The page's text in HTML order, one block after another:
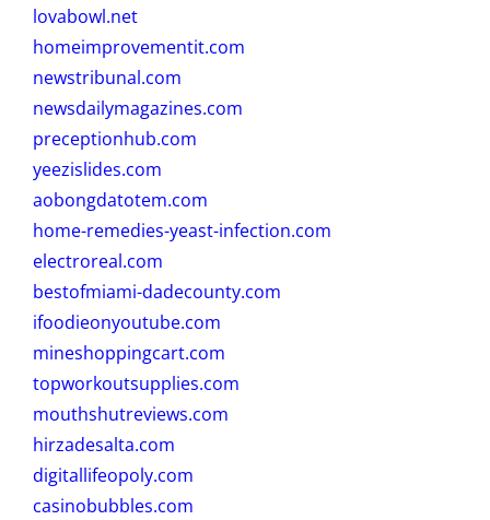
lovabowl.net
homeimprovementit.com
newstribunal.com
newsdailymagazines.com
preceptionhub.com
yeezislides.com
aobongdatotem.com
home-remedies-yeast-infection.com
electroreal.com
bestofmiami-dadecounty.com
ifoodieonyoutube.com
mineshoppingcart.com
topworkoutsupplies.com
mouthshutreviews.com
hirzadesalta.com
digitallifeopoly.com
casinobubbles.com